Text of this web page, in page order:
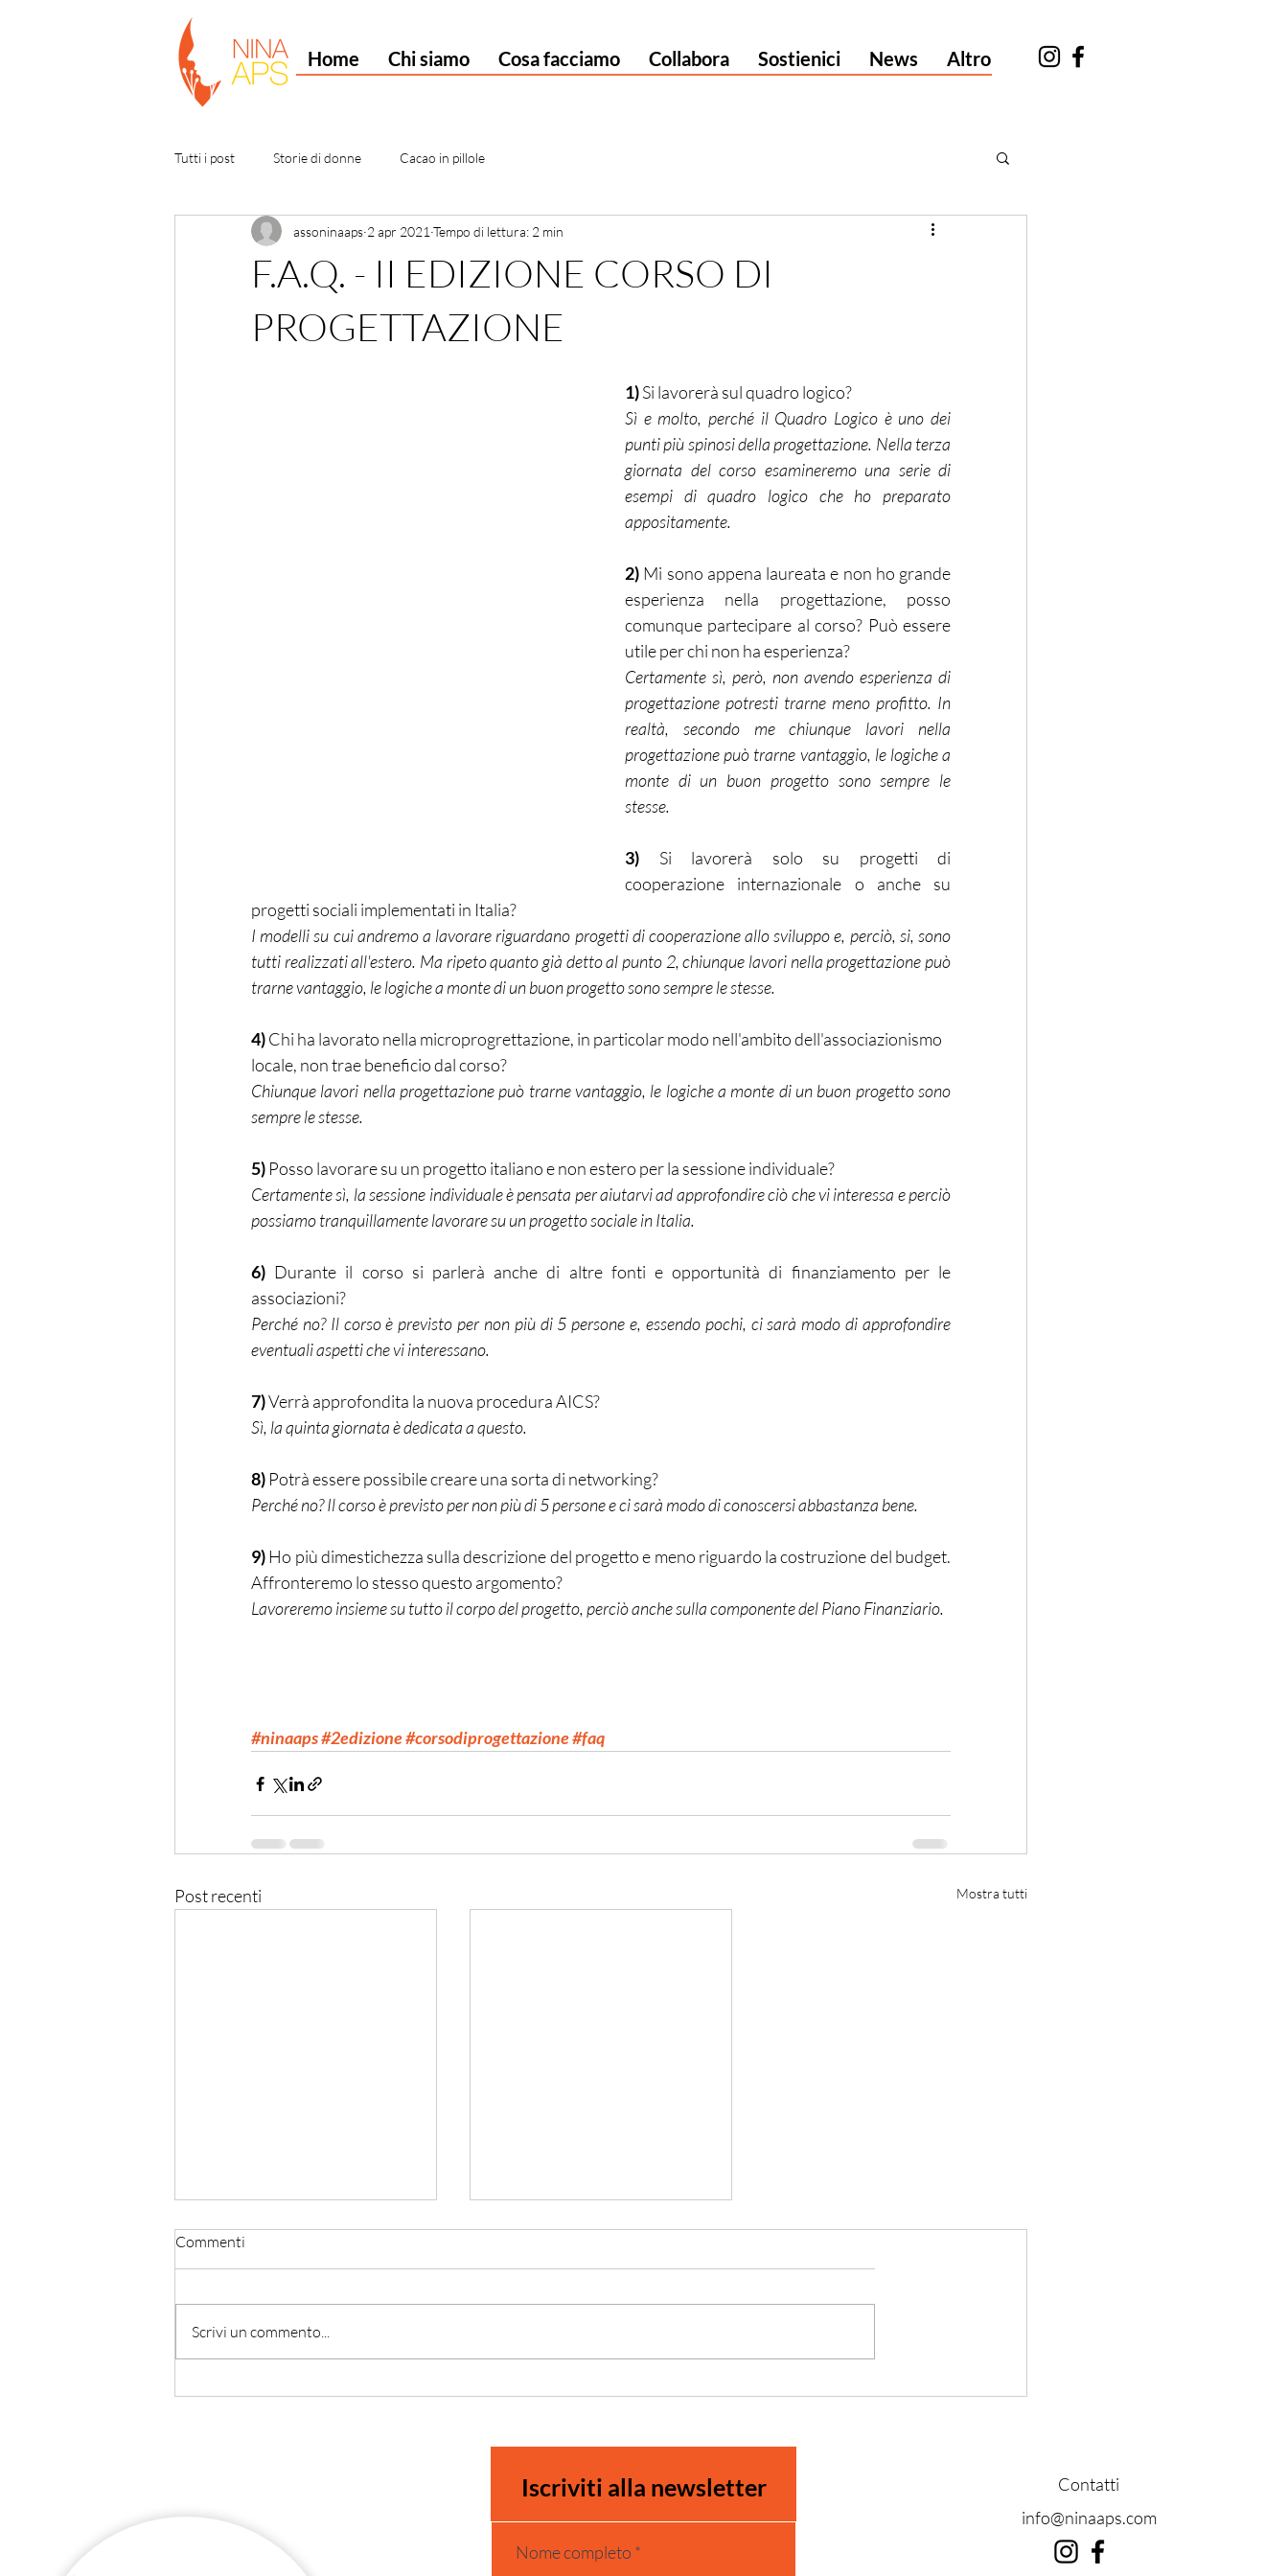
Home Chi siamo Cosa facciamo Collabora Sostienici News Altro
Tutti i post Storie di donne Cacao in pillole
F.A.Q. - II EDIZIONE CORSO DI
PROGETTAZIONE
assoninaaps 2 apr 2021 Tempo di lettura: 2 min
1) Si lavorerà sul quadro logico?
Sì e molto, perché il Quadro Logico è uno dei
punti più spinosi della progettazione. Nella terza
giornata del corso esamineremo una serie di
esempi di quadro logico che ho preparato
appositamente.
2) Mi sono appena laureata e non ho grande
esperienza nella progettazione, posso
comunque partecipare al corso? Può essere
utile per chi non ha esperienza?
Certamente sì, però, non avendo esperienza di
progettazione potresti trarne meno profitto. In
realtà, secondo me chiunque lavori nella
progettazione può trarne vantaggio, le logiche a
monte di un buon progetto sono sempre le
stesse.
3) Si lavorerà solo su progetti di
cooperazione internazionale o anche su
progetti sociali implementati in Italia?
I modelli su cui andremo a lavorare riguardano progetti di cooperazione allo sviluppo e, perciò, si, sono
tutti realizzati all'estero. Ma ripeto quanto già detto al punto 2, chiunque lavori nella progettazione può
trarne vantaggio, le logiche a monte di un buon progetto sono sempre le stesse.
4) Chi ha lavorato nella microprogrettazione, in particolar modo nell'ambito dell'associazionismo
locale, non trae beneficio dal corso?
Chiunque lavori nella progettazione può trarne vantaggio, le logiche a monte di un buon progetto sono
sempre le stesse.
5) Posso lavorare su un progetto italiano e non estero per la sessione individuale?
Certamente sì, la sessione individuale è pensata per aiutarvi ad approfondire ciò che vi interessa e perciò
possiamo tranquillamente lavorare su un progetto sociale in Italia.
6) Durante il corso si parlerà anche di altre fonti e opportunità di finanziamento per le
associazioni?
Perché no? Il corso è previsto per non più di 5 persone e, essendo pochi, ci sarà modo di approfondire
eventuali aspetti che vi interessano.
7) Verrà approfondita la nuova procedura AICS?
Sì, la quinta giornata è dedicata a questo.
8) Potrà essere possibile creare una sorta di networking?
Perché no? Il corso è previsto per non più di 5 persone e ci sarà modo di conoscersi abbastanza bene.
9) Ho più dimestichezza sulla descrizione del progetto e meno riguardo la costruzione del budget.
Affronteremo lo stesso questo argomento?
Lavoreremo insieme su tutto il corpo del progetto, perciò anche sulla componente del Piano Finanziario.
#ninaaps#2edizione #corsodiprogettazione#faq
Post recenti Mostra tutti
spazio europeo di
fare rete per costruire un
all’inclusione socio-lavorativa
Commenti
Scrivi un commento...
Iscriviti alla newsletter
Contatti
info@ninaaps.com